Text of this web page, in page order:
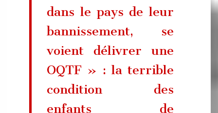
dans le pays de leur
bannissement, se
voient délivrer une
OQTF » : la terrible
condition des
enfants de